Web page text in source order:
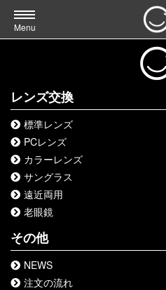
Menu
レンズ交換
標準レンズ
PCレンズ
カラーレンズ
サングラス
遠近両用
老眼鏡
その他
NEWS
注文の流れ